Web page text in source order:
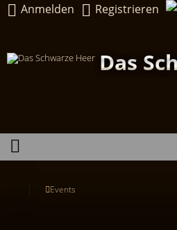
Anmelden Registrieren
Das
Events